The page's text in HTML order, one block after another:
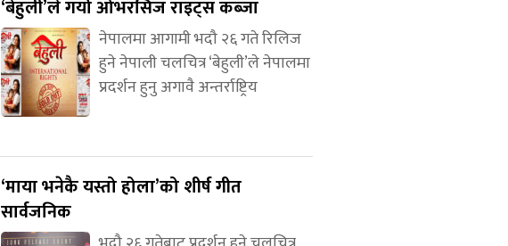
‘बेहुली’ले गर्यो ओभरसिज राइट्स कब्जा
नेपालमा आगामी भदौ २६ गते रिलिज
हुने नेपाली चलचित्र ‘बेहुली’ले नेपालमा
प्रदर्शन हुनु अगावै अन्तर्राष्ट्रिय
‘माया भनेकै यस्तो होला’को शीर्ष गीत
सार्वजनिक